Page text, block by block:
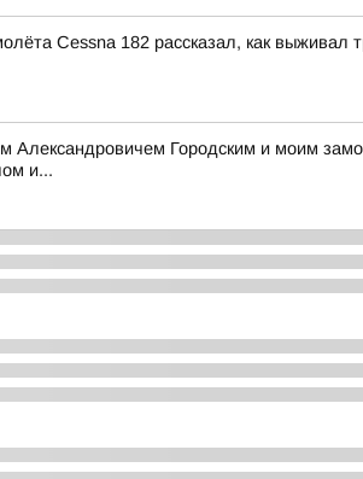
Cessna 182 рассказал, как выживал
Александровичем Городским и моим
и...